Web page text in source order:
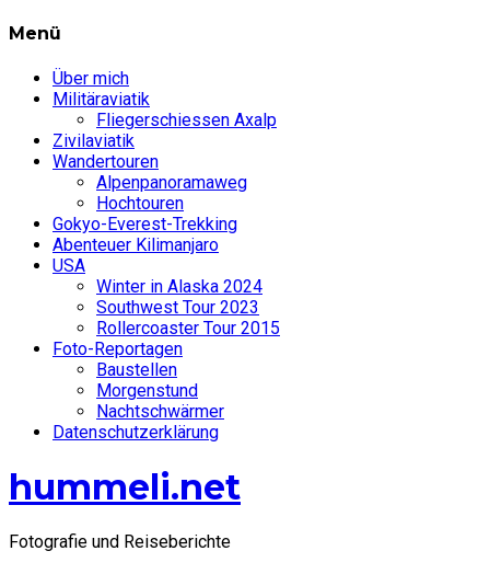
Menü
Über mich
Militäraviatik
Fliegerschiessen Axalp
Zivilaviatik
Wandertouren
Alpenpanoramaweg
Hochtouren
Gokyo-Everest-Trekking
Abenteuer Kilimanjaro
USA
Winter in Alaska 2024
Southwest Tour 2023
Rollercoaster Tour 2015
Foto-Reportagen
Baustellen
Morgenstund
Nachtschwärmer
Datenschutzerklärung
hummeli.net
Fotografie und Reiseberichte